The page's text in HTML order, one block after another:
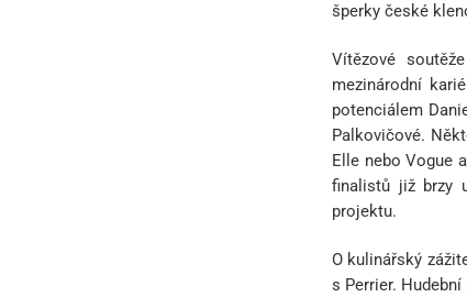
šperky české
Vítězové
mezinárodní
potenciálem
Palkovičové.
Elle nebo Vogue
finalistů již brzy
projektu.
O kulinářský
s Perrier.